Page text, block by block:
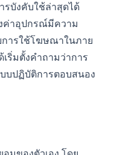
รบังคับใช้ล่าสุดได้
ค่าอุปกรณ์มีความ
การใช้โฆษณาในภาย
ริ่มตั้งคำถามว่าการ
บปฏิบัติการตอบสนอง